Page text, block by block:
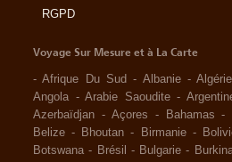
RGPD
Voyage Sur Mesure et à La Carte
-Afrique Du Sud - Albanie -Algérie
Angola -Arabie Saoudite -
Azerbaïdjan - Açores - Bahamas -
Belize - Bhoutan - Birmanie -
Botswana - Brésil - Bulgarie -